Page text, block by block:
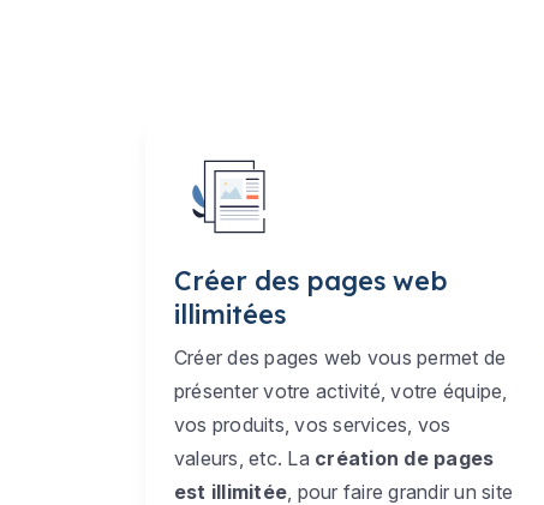
Créer des pages web
illimitées
Créer des pages web vous permet de
présenter votre activité, votre équipe,
vos produits, vos services, vos
valeurs, etc. La création de pages
est illimitée , pour faire grandir un site